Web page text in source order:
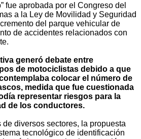
fue aprobada por el Congreso del
a la Ley de Movilidad y Seguridad
del parque vehicular de
de accidentes relacionados con
generó debate entre
de motociclistas debido a que
colocar el número de
medida que fue cuestionada
representar riesgos para la
de los conductores.
diversos sectores, la propuesta
tecnológico de identificación